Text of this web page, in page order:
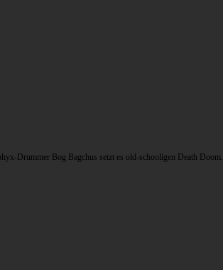
Drummer Bog Bagchus setzt es old-schooligen Death Doom.